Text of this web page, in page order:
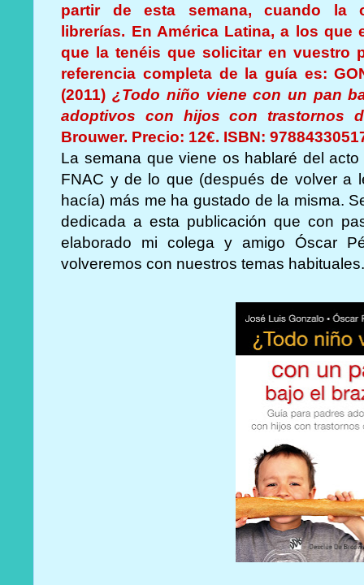
partir de esta semana, cuando la
librerías. En América Latina, a los que
que la tenéis que solicitar en vuestro
referencia completa de la guía es:
(2011)¿Todo niño viene con un pan
adoptivos con hijos con trastornos
Brouwer. Precio: 12€. ISBN:
La semana que viene os hablaré del
FNAC y de lo que (después de volver a
hacía) más me ha gustado de la misma.
dedicada a esta publicación que con
elaborado mi colega y amigo Óscar
volveremos con nuestros temas